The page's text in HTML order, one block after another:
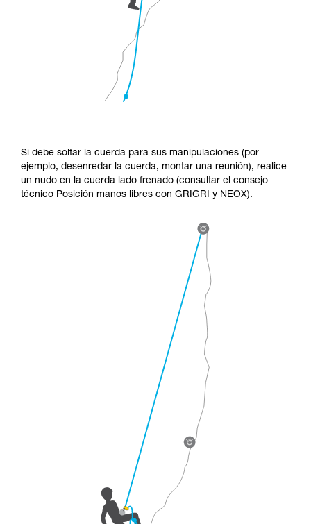
Si debe soltar la cuerda para sus manipulaciones (por
ejemplo, desenredar la cuerda, montar una reunión), realice
un nudo en la cuerda lado frenado (consultar el consejo
técnico Posición manos libres con GRIGRI y NEOX).